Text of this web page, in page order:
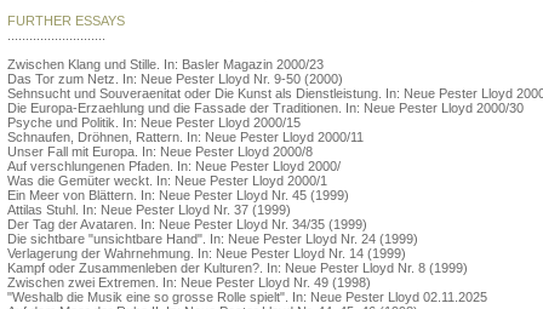
FURTHER ESSAYS
Zwischen Klang und Stille. In: Basler Magazin 2000/23
Das Tor zum Netz. In: Neue Pester Lloyd Nr. 9-50 (2000)
Sehnsucht und Souveraenitat oder Die Kunst als Dienstleistung. In: Neue Pester Lloyd
Die Europa-Erzaehlung und die Fassade der Traditionen. In: Neue Pester Lloyd 2000/30
Psyche und Politik. In: Neue Pester Lloyd 2000/15
Schnaufen, Dröhnen, Rattern. In: Neue Pester Lloyd 2000/11
Unser Fall mit Europa. In: Neue Pester Lloyd 2000/8
Auf verschlungenen Pfaden. In: Neue Pester Lloyd 2000/
Was die Gemüter weckt. In: Neue Pester Lloyd 2000/1
Ein Meer von Blättern. In: Neue Pester Lloyd Nr. 45 (1999)
Attilas Stuhl. In: Neue Pester Lloyd Nr. 37 (1999)
Der Tag der Avataren. In: Neue Pester Lloyd Nr. 34/35 (1999)
Die sichtbare "unsichtbare Hand". In: Neue Pester Lloyd Nr. 24 (1999)
Verlagerung der Wahrnehmung. In: Neue Pester Lloyd Nr. 14 (1999)
Kampf oder Zusammenleben der Kulturen?. In: Neue Pester Lloyd Nr. 8 (1999)
Zwischen zwei Extremen. In: Neue Pester Lloyd Nr. 49 (1998)
"Weshalb die Musik eine so grosse Rolle spielt". In: Neue Pester Lloyd 02.11.2025